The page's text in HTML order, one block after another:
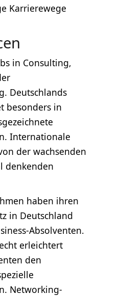
Karrierewege
in Consulting,
Deutschlands
besonders in
Internationale
der wachsenden
denkenden
haben ihren
in Deutschland
Absolventen.
erleichtert
den
Networking-